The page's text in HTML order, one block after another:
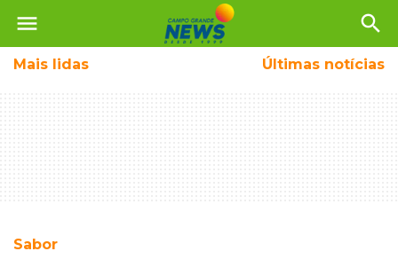
menu search
Mais lidas Últimas notícias
Sabor